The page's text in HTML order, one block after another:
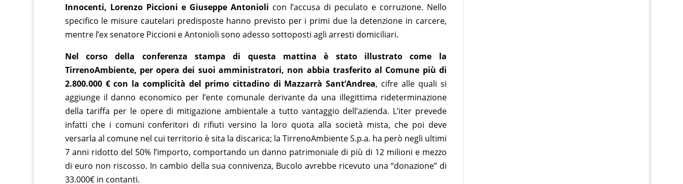
Innocenti, Lorenzo Piccioni e Giuseppe Antonioli con l’accusa di peculato e corruzione. Nello
specifico le misure cautelari predisposte hanno previsto per i primi due la detenzione in carcere,
mentre l’ex senatore Piccioni e Antonioli sono adesso sottoposti agli arresti domiciliari.
Nel corso della conferenza stampa di questa mattina è stato illustrato come la
TirrenoAmbiente, per opera dei suoi amministratori, non abbia trasferito al Comune più di
2.800.000 € con la complicità del primo cittadino di Mazzarrà Sant’Andrea, cifre alle quali si
aggiunge il danno economico per l’ente comunale derivante da una illegittima rideterminazione
della tariffa per le opere di mitigazione ambientale a tutto vantaggio dell’azienda. L’iter prevede
infatti che i comuni conferitori di rifiuti versino la loro quota alla società mista, che poi deve
versarla al comune nel cui territorio è sita la discarica; la TirrenoAmbiente S.p.a. ha però negli ultimi
7 anni ridotto del 50% l’importo, comportando un danno patrimoniale di più di 12 milioni e mezzo
di euro non riscosso. In cambio della sua connivenza, Bucolo avrebbe ricevuto una “donazione” di
33.000€ in contanti.